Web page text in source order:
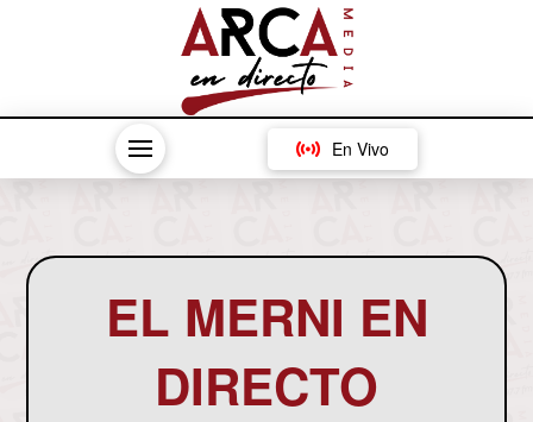
En Vivo
EL MERNI EN
DIRECTO